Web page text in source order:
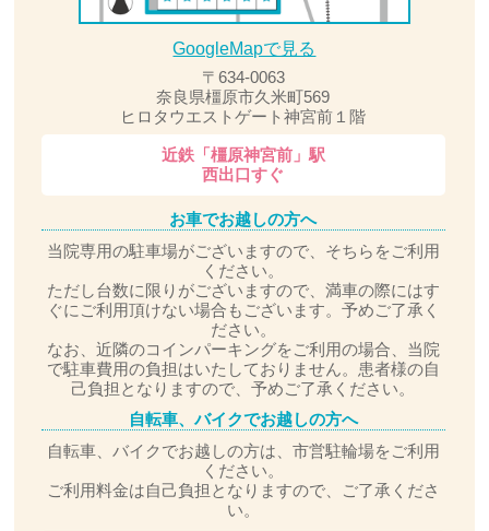
GoogleMapで見る
〒634-0063
奈良県橿原市久米町569
ヒロタウエストゲート神宮前１階
近鉄「橿原神宮前」駅
西出口すぐ
お車でお越しの方へ
当院専用の駐車場がございますので、そちらをご利用
ください。
ただし台数に限りがございますので、満車の際にはす
ぐにご利用頂けない場合もございます。予めご了承く
ださい。
なお、近隣のコインパーキングをご利用の場合、当院
で駐車費用の負担はいたしておりません。患者様の自
己負担となりますので、予めご了承ください。
自転車、バイクでお越しの方へ
自転車、バイクでお越しの方は、市営駐輪場をご利用
ください。
ご利用料金は自己負担となりますので、ご了承くださ
い。